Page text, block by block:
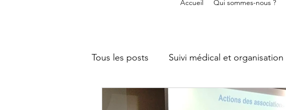
Accueil Qui sommes-nous ?
Tous les posts Suivi médical et organisation
Syndrome de Cowden Cancer ALD